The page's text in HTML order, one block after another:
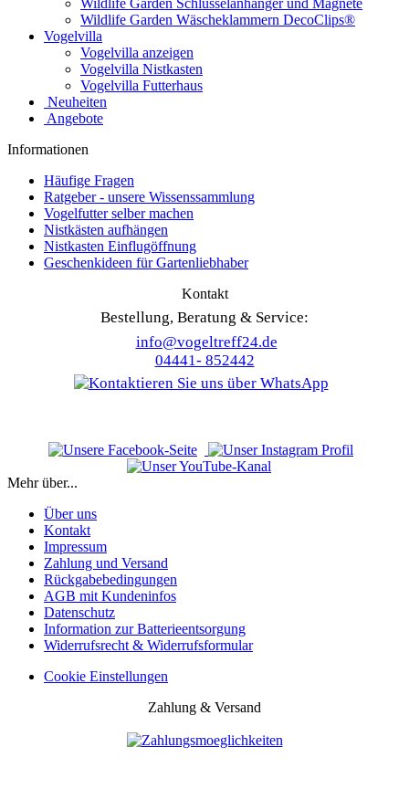
Wildlife Garden Schlüsselanhänger und Magnete
Wildlife Garden Wäscheklammern DecoClips®
Vogelvilla
Vogelvilla anzeigen
Vogelvilla Nistkasten
Vogelvilla Futterhaus
Neuheiten
Angebote
Informationen
Häufige Fragen
Ratgeber - unsere Wissenssammlung
Vogelfutter selber machen
Nistkästen aufhängen
Nistkasten Einflugöffnung
Geschenkideen für Gartenliebhaber
Kontakt
Bestellung, Beratung & Service:
info@vogeltreff24.de
04441- 852442
Mehr über...
Über uns
Kontakt
Impressum
Zahlung und Versand
Rückgabebedingungen
AGB mit Kundeninfos
Datenschutz
Information zur Batterieentsorgung
Widerrufsrecht & Widerrufsformular
Cookie Einstellungen
Zahlung & Versand